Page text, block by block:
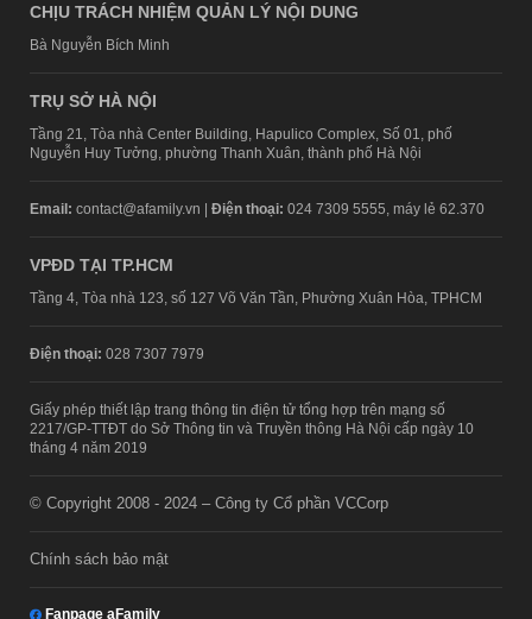
CHỊU TRÁCH NHIỆM QUẢN LÝ NỘI DUNG
Bà Nguyễn Bích Minh
TRỤ SỞ HÀ NỘI
Tầng 21, Tòa nhà Center Building, Hapulico Complex, Số 01, phố
Nguyễn Huy Tưởng, phường Thanh Xuân, thành phố Hà Nội
Email: contact@afamily.vn | Điện thoại: 024 7309 5555, máy lẻ 62.370
VPĐD TẠI TP.HCM
Tầng 4, Tòa nhà 123, số 127 Võ Văn Tần, Phường Xuân Hòa, TPHCM
Điện thoại: 028 7307 7979
Giấy phép thiết lập trang thông tin điện tử tổng hợp trên mạng số
2217/GP-TTĐT do Sở Thông tin và Truyền thông Hà Nội cấp ngày 10
tháng 4 năm 2019
© Copyright 2008 - 2024 – Công ty Cổ phần VCCorp
Chính sách bảo mật
Fanpage aFamily